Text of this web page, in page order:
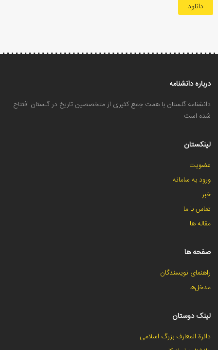
دانلود
درباره دانشنامه
دانشنامه گلستان با همت جمع کثیری از متخصصین تاریخ در گلستان افتتاح
شده است
لینکستان
عضویت
ورود به سامانه
خبر
تماس با ما
مقاله ها
صفحه ها
راهنمای نویسندگان
مدخل‌ها
لینک دوستان
دائرة المعارف بزرگ اسلامی